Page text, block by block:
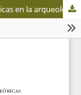
en la arqueología